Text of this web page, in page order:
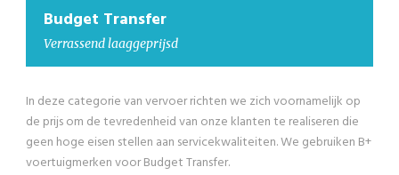
Budget Transfer
Verrassend laaggeprijsd
In deze categorie van vervoer richten we zich voornamelijk op
de prijs om de tevredenheid van onze klanten te realiseren die
geen hoge eisen stellen aan servicekwaliteiten. We gebruiken B+
voertuigmerken voor Budget Transfer.